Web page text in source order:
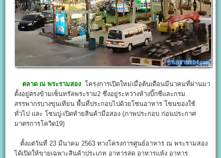
ตลาด ณ พระรามสอง โครงการเปิดใหม่เมื่อต้นเดือนมีนาคมที่ผ่านมา
ตั้งอยู่ตรงข้ามเซ็นทรัล​พระราม2 ซึ่งอยู่ระหว่างห้างบิ๊กซีและกรม
สรรพากรบางขุนเทียน พื้นที่ประกอบไปด้วยโซนอาหาร โซนของใช้
ทั่วไป และ โซนปู-เปิดท้ายสินค้ามือสอง (ภาพประกอบ ก่อนประกาศ
มาตรการโควิด19)
ตั้งแต่วันที่ 23 มีนาคม 2563 ทางโครงการศูนย์อาหาร ณ พระรามสอง
ได้เปิดให้ขายเฉพาะสินค้าประเภท อาหารสด อาหารแห้ง อาหาร